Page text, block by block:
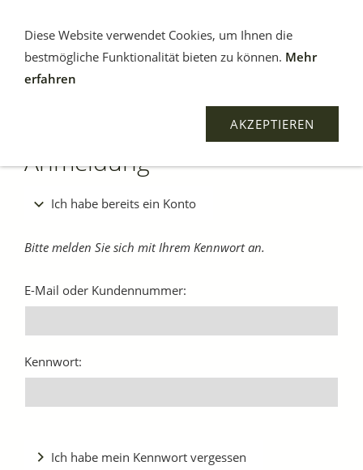
Anmeldung
Ich habe bereits ein Konto
Bitte melden Sie sich mit Ihrem Kennwort an.
E-Mail oder Kundennummer:
Kennwort:
Ich habe mein Kennwort vergessen
Diese Website verwendet Cookies, um Ihnen die
bestmögliche Funktionalität bieten zu können. Mehr
erfahren
AKZEPTIEREN